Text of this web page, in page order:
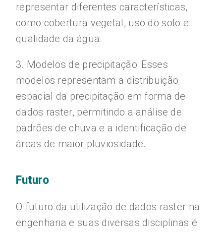
representar diferentes características,
como cobertura vegetal, uso do solo e
qualidade da água.
3. Modelos de precipitação: Esses
modelos representam a distribuição
espacial da precipitação em forma de
dados raster, permitindo a análise de
padrões de chuva e a identificação de
áreas de maior pluviosidade.
Futuro
O futuro da utilização de dados raster na
engenharia e suas diversas disciplinas é